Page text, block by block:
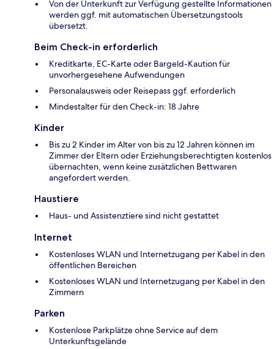
Von der Unterkunft zur Verfügung gestellte Informationen
werden ggf. mit automatischen Übersetzungstools
übersetzt.
Beim Check-in erforderlich
Kreditkarte, EC-Karte oder Bargeld-Kaution für
unvorhergesehene Aufwendungen
Personalausweis oder Reisepass ggf. erforderlich
Mindestalter für den Check-in: 18 Jahre
Kinder
Bis zu 2 Kinder im Alter von bis zu 12 Jahren können im
Zimmer der Eltern oder Erziehungsberechtigten kostenlos
übernachten, wenn keine zusätzlichen Bettwaren
angefordert werden.
Haustiere
Haus- und Assistenztiere sind nicht gestattet
Internet
Kostenloses WLAN und Internetzugang per Kabel in den
öffentlichen Bereichen
Kostenloses WLAN und Internetzugang per Kabel in den
Zimmern
Parken
Kostenlose Parkplätze ohne Service auf dem
Unterkunftsgelände